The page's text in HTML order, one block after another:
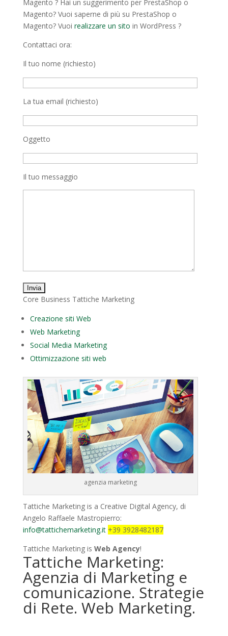
Magento ? Hai un suggerimento per PrestaShop o
Magento? Vuoi saperne di più su PrestaShop o
Magento? Vuoi realizzare un sito in WordPress ?
Contattaci ora:
Il tuo nome (richiesto)
La tua email (richiesto)
Oggetto
Il tuo messaggio
Core Business Tattiche Marketing
Creazione siti Web
Web Marketing
Social Media Marketing
Ottimizzazione siti web
agenzia marketing
Tattiche Marketing is a Creative Digital Agency, di
Angelo Raffaele Mastropierro:
info@tattichemarketing.it +39 3928482187
Tattiche Marketing is Web Agency!
Tattiche Marketing:
Agenzia di Marketing e
comunicazione. Strategie
di Rete. Web Marketing.